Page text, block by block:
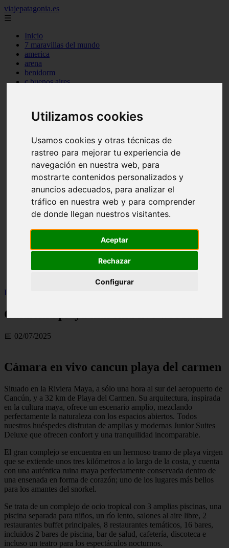
Utilizamos cookies
Usamos cookies y otras técnicas de
rastreo para mejorar tu experiencia de
navegación en nuestra web, para
mostrarte contenidos personalizados y
anuncios adecuados, para analizar el
tráfico en nuestra web y para comprender
de donde llegan nuestros visitantes.
Aceptar
Rechazar
Configurar
viajepatagonia.es
☰
Inicio
7 maravillas del mundo
america
arena
benidorm
c buenos aires
c generalidades del pais
c mendoza
c provincias
c rio negro
c santa fe
c tierra de fuego
c tucuman
c zona austral
carmen
category
destinos
gijon
lanzarote
monumentos
Inicio
Catalonia playa maroma live webcam
📅 02/07/2025
Cámara en vivo cancun playa del carmen
Situado en la Riviera Maya, a sólo una hora al sur del aeropuerto de
Cancún, y a 32 km de Playa del Carmen. Su arquitectura, inspirada
en la cultura maya, ofrece un escenario amplio, mezclando
perfectamente la naturaleza con los espacios abiertos. Todos
nuestros huéspedes disfrutan de amplias y modernas Junior Suites
Deluxe que ofrecen confort y una tranquilidad incomparable.
El gran complejo se encuentra en un hermoso tramo de playa virgen
que se extiende unos tres kilómetros a lo largo de la costa, y cuenta
con una auténtica ruina maya perfectamente conservada dentro de
una ensenada en forma de corazón; uno de los lugares más bellos
para los amantes del snorkel.
Se trata de un complejo de ocio tropical con 3 amplias piscinas, una
piscina separada para niños, un río lento, salones al aire libre, 2
restaurantes buffet principales, 8 restaurantes temáticos, 16 bares,
incluidos 2 bares de piscina, bar de salud, cafetería, discoteca e
incluso un teatro para los espectáculos nocturnos.